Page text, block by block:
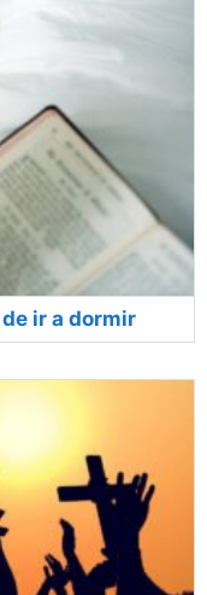
ir a dormir